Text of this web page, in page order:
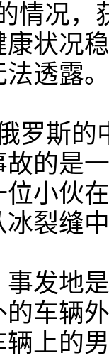
情况
状况
透露
罗斯
的是
小伙
裂缝
发地
车辆
上的